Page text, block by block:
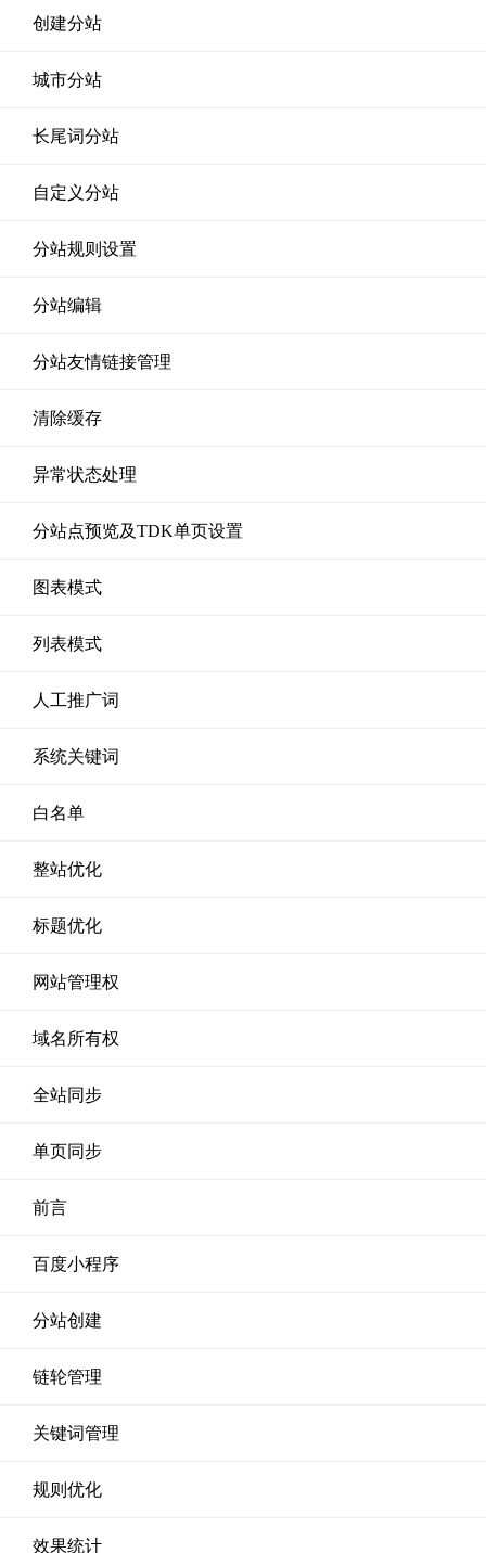
创建分站
城市分站
长尾词分站
自定义分站
分站规则设置
分站编辑
分站友情链接管理
清除缓存
异常状态处理
分站点预览及TDK单页设置
图表模式
列表模式
人工推广词
系统关键词
白名单
整站优化
标题优化
网站管理权
域名所有权
全站同步
单页同步
前言
百度小程序
分站创建
链轮管理
关键词管理
规则优化
效果统计